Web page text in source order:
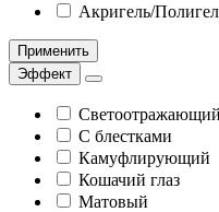
Акригель/
Применить
Эффект
Светоотражающий
С блестками
Камуфлирующий
Кошачий глаз
Матовый